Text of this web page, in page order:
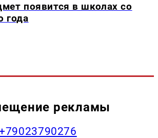
появится в школах со
года
рекламы